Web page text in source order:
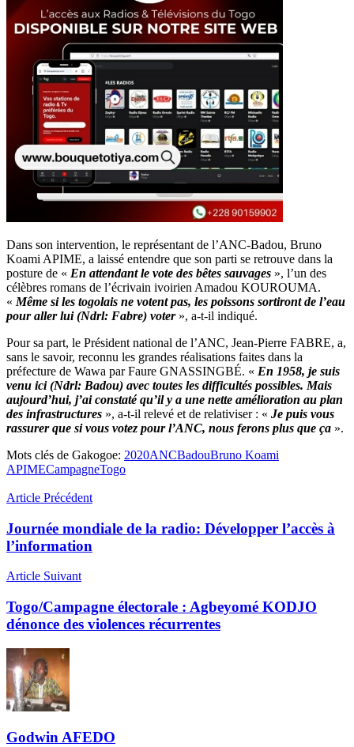
Dans son intervention, le représentant de l’ANC-Badou, Bruno
Koami APIME, a laissé entendre que son parti se retrouve dans la
posture de « En attendant le vote des bêtes sauvages », l’un des
célèbres romans de l’écrivain ivoirien Amadou KOUROUMA.
« Même si les togolais ne votent pas, les poissons sortiront de l’eau
pour aller lui (Ndrl: Fabre) voter», a-t-il indiqué.
Pour sa part, le Président national de l’ANC, Jean-Pierre FABRE, a,
sans le savoir, reconnu les grandes réalisations faites dans la
préfecture de Wawa par Faure GNASSINGBÉ. « En 1958, je suis
venu ici (Ndrl: Badou) avec toutes les difficultés possibles. Mais
aujourd’hui, j’ai constaté qu’il y a une nette amélioration au plan
des infrastructures », a-t-il relevé et de relativiser : « Je puis vous
rassurer que si vous votez pour l’ANC, nous ferons plus que ça ».
Mots clés de Gakogoe: 2020ANCBadouBruno Koami
APIMECampagneTogo
Article Précédent
Journée mondiale de la radio: Développer l’accès à
l’information
Article Suivant
Togo/Campagne électorale : Agbeyomé KODJO
dénonce des violences récurrentes
Godwin AFEDO